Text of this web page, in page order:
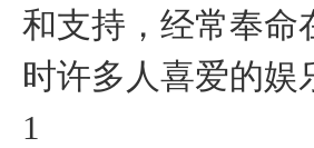
和支持，经常奉命
时许多人喜爱的娱
1